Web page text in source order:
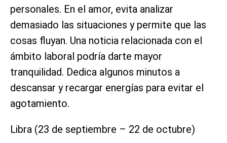
personales. En el amor, evita analizar
demasiado las situaciones y permite que las
cosas fluyan. Una noticia relacionada con el
ámbito laboral podría darte mayor
tranquilidad. Dedica algunos minutos a
descansar y recargar energías para evitar el
agotamiento.
Libra (23 de septiembre – 22 de octubre)